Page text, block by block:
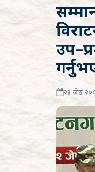
२३ जेठ